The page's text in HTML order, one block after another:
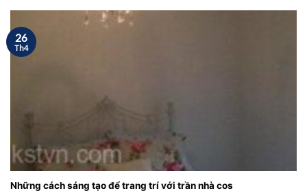
Những cách sáng tạo để trang trí với trần nhà cos
26
Th4